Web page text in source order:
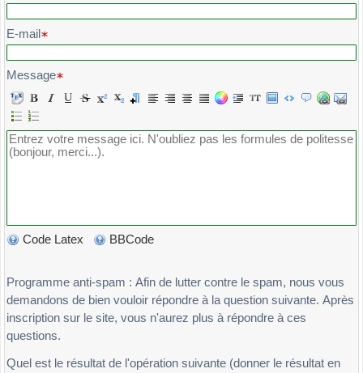
E-mail
Message
Code Latex BBCode
Programme anti-spam : Afin de lutter contre le spam, nous vous
demandons de bien vouloir répondre à la question suivante. Après
inscription sur le site, vous n'aurez plus à répondre à ces
questions.
Quel est le résultat de l'opération suivante (donner le résultat en